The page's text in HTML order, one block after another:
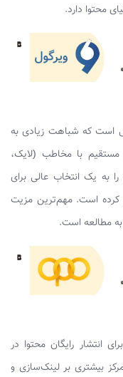
محتوا دارد.
است که شباهت زیادی به
مستقیم با مخاطب (لایک،
به یک انتخاب عالی برای
کرده است. مهم‌ترین مزیت
مطالعه است.
انتشار رایگان محتوا در
بیشتری بر لینک‌سازی و